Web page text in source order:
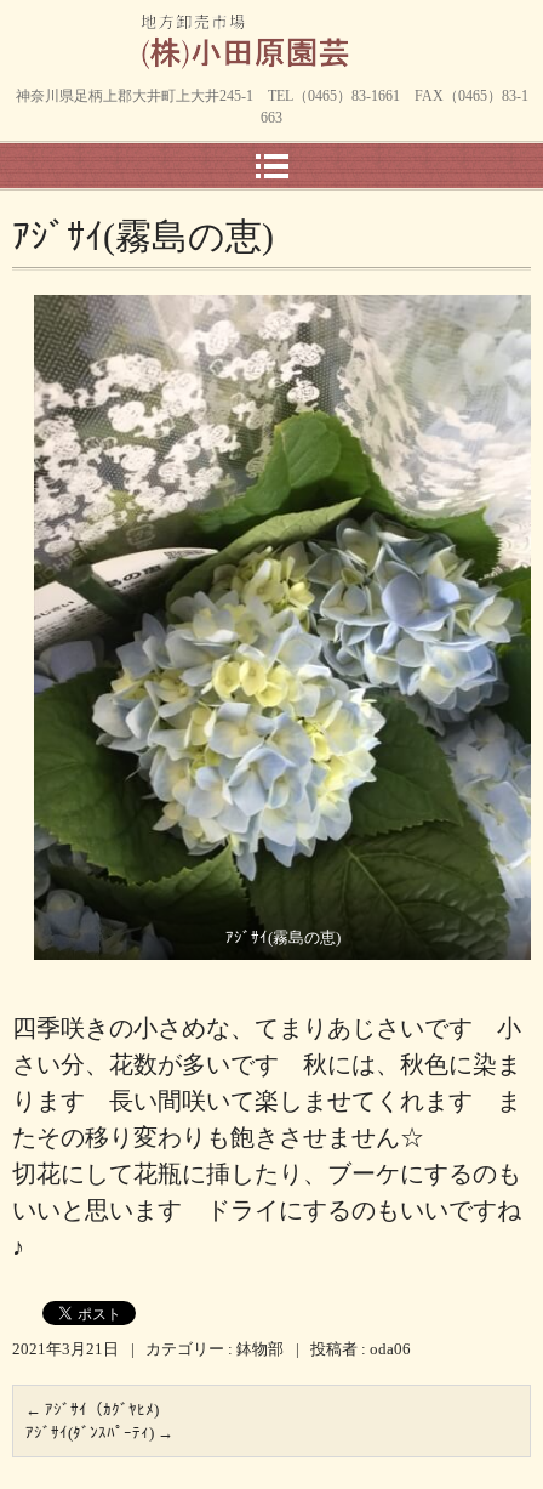
神奈川県足柄上郡大井町上大井245-1 TEL（0465）83-1661 FAX（0465）83-1
663
ｱｼﾞｻｲ(霧島の恵)
ｱｼﾞｻｲ(霧島の恵)
四季咲きの小さめな、てまりあじさいです 小
さい分、花数が多いです 秋には、秋色に染ま
ります 長い間咲いて楽しませてくれます ま
たその移り変わりも飽きさせません☆
切花にして花瓶に挿したり、ブーケにするのも
いいと思います ドライにするのもいいですね
♪
2021年3月21日 | カテゴリー : 鉢物部 | 投稿者 : oda06
← ｱｼﾞｻｲ（ｶｸﾞﾔﾋﾒ)
ｱｼﾞｻｲ(ﾀﾞﾝｽﾊﾟｰﾃｨ) →